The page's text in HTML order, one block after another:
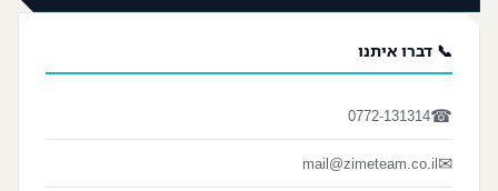
📞 דברו איתנו
☎
0772-131314
✉
mail@zimeteam.co.il